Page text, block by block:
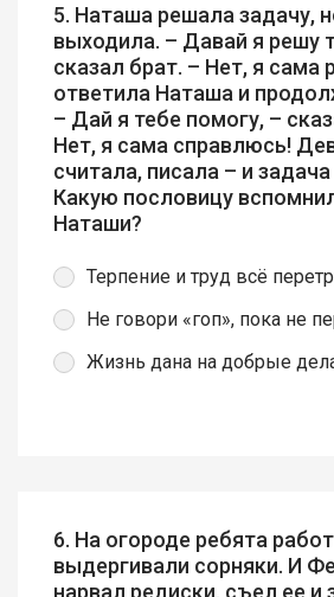
5. Наташа решала задачу,
выходила. – Давай я решу
сказал брат. – Нет, я сама
ответила Наташа и
– Дай я тебе помогу, –
Нет, я сама справлюсь!
считала, писала – и
Какую пословицу
Наташи?
Терпение и труд всё
Не говори «гоп», пока не
Жизнь дана на добрые
6. На огороде ребята
выдергивали сорняки. И
нарвал редиски, съел ее и